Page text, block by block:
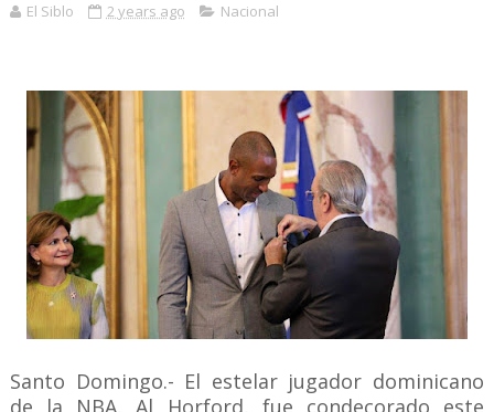
El Siblo 2 years ago Nacional
Santo Domingo.- El estelar jugador dominicano
de la NBA, Al Horford, fue condecorado este